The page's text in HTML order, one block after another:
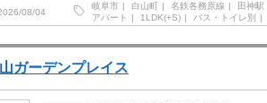
08/04
岐阜市 白山町 名鉄各務原線 田神駅
アパート
1LDK(+S) バス・トイレ別
ガーデンプレイス